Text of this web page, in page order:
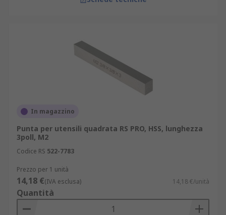
In magazzino
Punta per utensili quadrata RS PRO, HSS, lunghezza
3poll, M2
Codice RS 522-7783
Prezzo per 1 unità
14,18 €(IVA esclusa) 14,18 €/unità
Quantità